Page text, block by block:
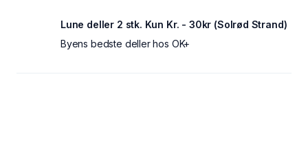
Lune deller 2 stk. Kun Kr. - 30kr (Solrød Strand)
Byens bedste deller hos OK+